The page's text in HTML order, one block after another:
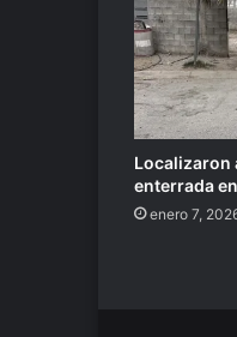
Localizaron
enterrada
enero 7,